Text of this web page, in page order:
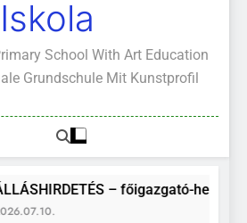
Iskola
School With Art Education
Grundschule Mit Kunstprofil
– főigazgató-helyettes